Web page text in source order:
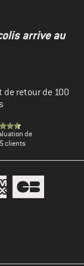
arrive au
de retour de 100
de
clients